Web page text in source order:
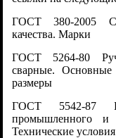
ГОСТ 380-2005
качества. Марки
ГОСТ 5264-80
сварные.
размеры
ГОСТ 5542-87
промышленного и
Технические условия